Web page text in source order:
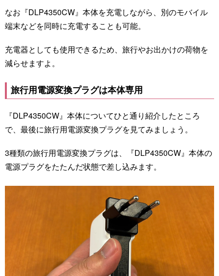
なお『DLP4350CW』本体を充電しながら、別のモバイル
端末などを同時に充電することも可能。
充電器としても使用できるため、旅行やお出かけの荷物を
減らせますよ。
旅行用電源変換プラグは本体専用
『DLP4350CW』本体についてひと通り紹介したところ
で、最後に旅行用電源変換プラグを見てみましょう。
3種類の旅行用電源変換プラグは、『DLP4350CW』本体の
電源プラグをたたんだ状態で差し込みます。